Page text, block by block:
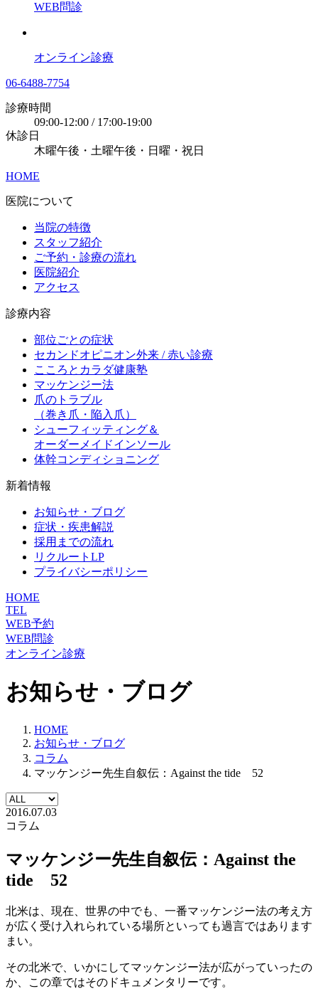
WEB問診
オンライン診療
06-6488-7754
診療時間
09:00-12:00 / 17:00-19:00
休診日
木曜午後・土曜午後・日曜・祝日
HOME
医院について
当院の特徴
スタッフ紹介
ご予約・診療の流れ
医院紹介
アクセス
診療内容
部位ごとの症状
セカンドオピニオン外来 / 赤い診療
こころとカラダ健康塾
マッケンジー法
爪のトラブル
（巻き爪・陥入爪）
シューフィッティング＆
オーダーメイドインソール
体幹コンディショニング
新着情報
お知らせ・ブログ
症状・疾患解説
採用までの流れ
リクルートLP
プライバシーポリシー
HOME
TEL
WEB予約
WEB問診
オンライン診療
お知らせ・ブログ
HOME
お知らせ・ブログ
コラム
マッケンジー先生自叙伝：Against the tide 52
2016.07.03
コラム
マッケンジー先生自叙伝：Against the
tide 52
北米は、現在、世界の中でも、一番マッケンジー法の考え方
が広く受け入れられている場所といっても過言ではあります
まい。
その北米で、いかにしてマッケンジー法が広がっていったの
か、この章ではそのドキュメンタリーです。